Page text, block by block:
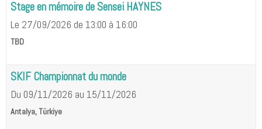
Stage en mémoire de Sensei HAYNES
Le 27/09/2026 de 13:00 à 16:00
TBD
SKIF Championnat du monde
Du 09/11/2026 au 15/11/2026
Antalya, Türkiye